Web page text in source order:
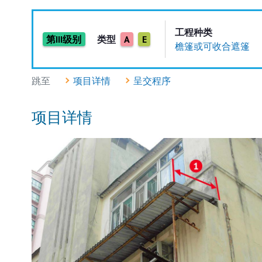
第III级别 类型 A E
工程种类
檐篷或可收合遮篷
跳至 项目详情 呈交程序
项目详情